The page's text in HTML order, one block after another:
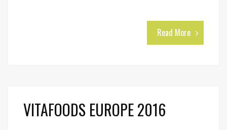
Read More
VITAFOODS EUROPE 2016